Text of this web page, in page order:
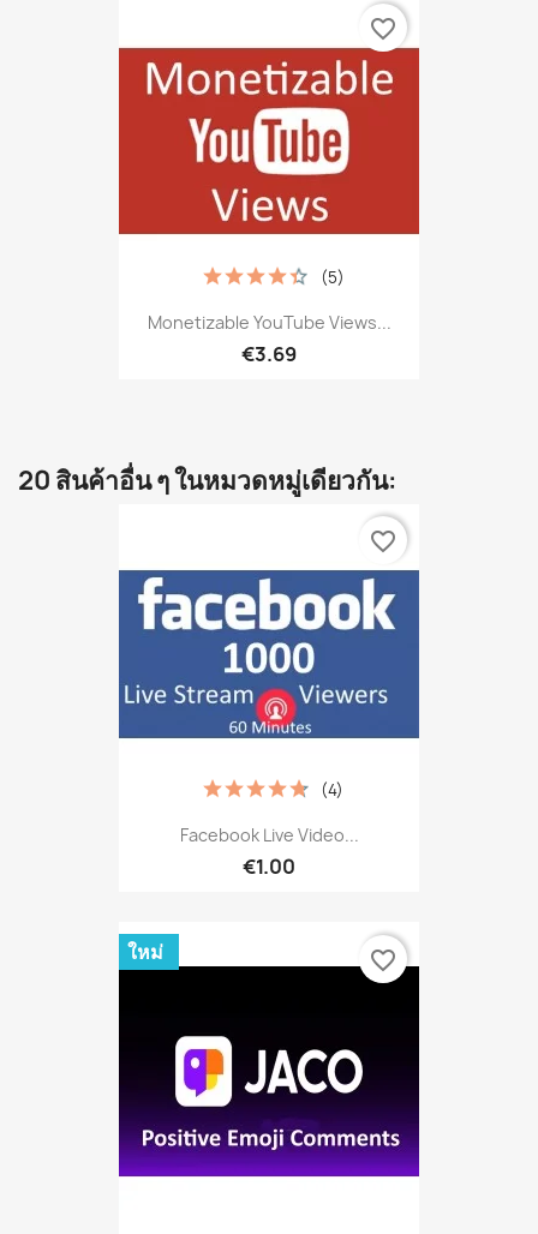
Monetizable YouTube Views...
€3.69
(5)
favorite_border
20 สินค้าอื่น ๆ ในหมวดหมู่เดียวกัน:
Facebook Live Video...
€1.00
(4)
favorite_border
ใหม่ favorite_border